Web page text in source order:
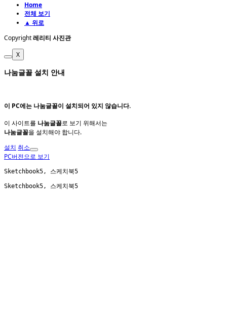
Home
전체 보기
▲ 위로
Copyright레리티 사진관
X
나눔글꼴 설치 안내
이 PC에는 나눔글꼴이 설치되어 있지 않습니다.
이 사이트를 나눔글꼴로 보기 위해서는
나눔글꼴을 설치해야 합니다.
설치 취소
PC버전으로 보기
Sketchbook5, 스케치북5
Sketchbook5, 스케치북5